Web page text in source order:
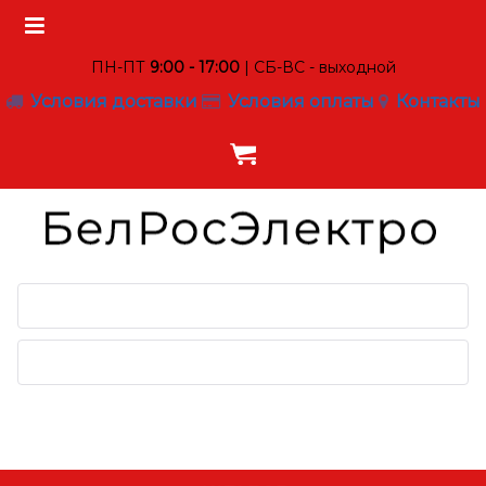
ПН-ПТ 9:00 - 17:00| СБ-ВС - выходной
Условия доставки Условия оплаты Контакты